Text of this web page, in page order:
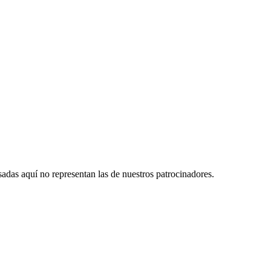
aquí no representan las de nuestros patrocinadores.